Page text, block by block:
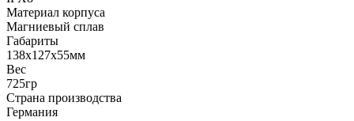
Материал корпуса
Магниевый сплав
Габариты
138x127x55мм
Вес
725гр
Страна производства
Германия